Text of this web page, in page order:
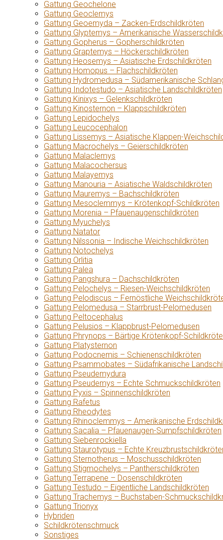
Gattung Geochelone
Gattung Geoclemys
Gattung Geoemyda – Zacken-Erdschildkröten
Gattung Glyptemys – Amerikanische
Gattung Gopherus – Gopherschildkröten
Gattung Graptemys – Höckerschildkröten
Gattung Heosemys – Asiatische Erdschildkröten
Gattung Homopus – Flachschildkröten
Gattung Hydromedusa – Südamerikanische
Gattung Indotestudo – Asiatische Landschildkröten
Gattung Kinixys – Gelenkschildkröten
Gattung Kinosternon – Klappschildkröten
Gattung Lepidochelys
Gattung Leucocephalon
Gattung Lissemys – Asiatische Klappen-
Gattung Macrochelys – Geierschildkröten
Gattung Malaclemys
Gattung Malacochersus
Gattung Malayemys
Gattung Manouria – Asiatische Waldschildkröten
Gattung Mauremys – Bachschildkröten
Gattung Mesoclemmys – Krötenkopf-Schildkröten
Gattung Morenia – Pfauenaugenschildkröten
Gattung Myuchelys
Gattung Natator
Gattung Nilssonia – Indische Weichschildkröten
Gattung Notochelys
Gattung Orlitia
Gattung Palea
Gattung Pangshura – Dachschildkröten
Gattung Pelochelys – Riesen-Weichschildkröten
Gattung Pelodiscus – Fernöstliche
Gattung Pelomedusa – Starrbrust-Pelomedusen
Gattung Peltocephalus
Gattung Pelusios – Klappbrust-Pelomedusen
Gattung Phrynops – Bärtige Krötenkopf-
Gattung Platysternon
Gattung Podocnemis – Schienenschildkröten
Gattung Psammobates – Südafrikanische
Gattung Pseudemydura
Gattung Pseudemys – Echte Schmuckschildkröten
Gattung Pyxis – Spinnenschildkröten
Gattung Rafetus
Gattung Rheodytes
Gattung Rhinoclemmys – Amerikanische
Gattung Sacalia – Pfauenaugen-Sumpfschildkröten
Gattung Siebenrockiella
Gattung Staurotypus – Echte
Gattung Sternotherus – Moschusschildkröten
Gattung Stigmochelys – Pantherschildkröten
Gattung Terrapene – Dosenschildkröten
Gattung Testudo – Eigentliche Landschildkröten
Gattung Trachemys – Buchstaben-
Gattung Trionyx
Hybriden
Schildkrötenschmuck
Sonstiges